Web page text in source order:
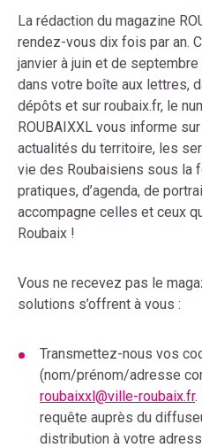
La rédaction du magazine
rendez-vous dix fois par an.
janvier à juin et de
dans votre boîte aux lettres,
dépôts et sur roubaix.fr, le
ROUBAIXXL vous informe
actualités du territoire, les
vie des Roubaisiens sous la
pratiques, d’agenda, de
accompagne celles et ceux
Roubaix !
Vous ne recevez pas le
solutions s’offrent à vous :
Transmettez-nous vos
(nom/prénom/adresse
roubaixxl@ville-roubaix.fr.
requête auprès du
distribution à votre